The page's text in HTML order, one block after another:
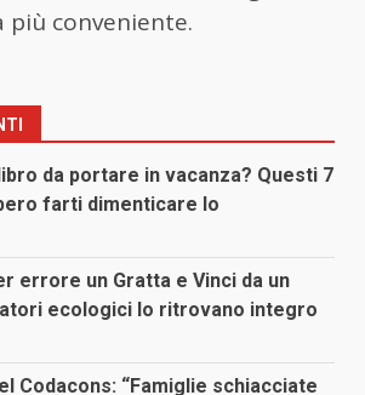
più conveniente.
da portare in vacanza? Questi 7
farti dimenticare lo
errore un Gratta e Vinci da un
ecologici lo ritrovano integro
Codacons: “Famiglie schiacciate